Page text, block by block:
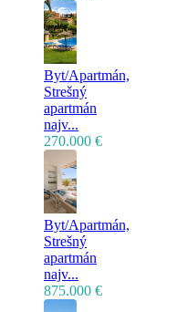
Byt/Apartmán,
Strešný
apartmán
najv...
270.000 €
Byt/Apartmán,
Strešný
apartmán
najv...
875.000 €